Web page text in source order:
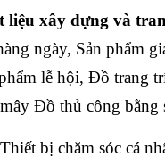
liệu xây dựng và
ngày, Sản phẩm
lễ hội, Đồ trang
Đồ thủ công bằng
Thiết bị chăm sóc cá